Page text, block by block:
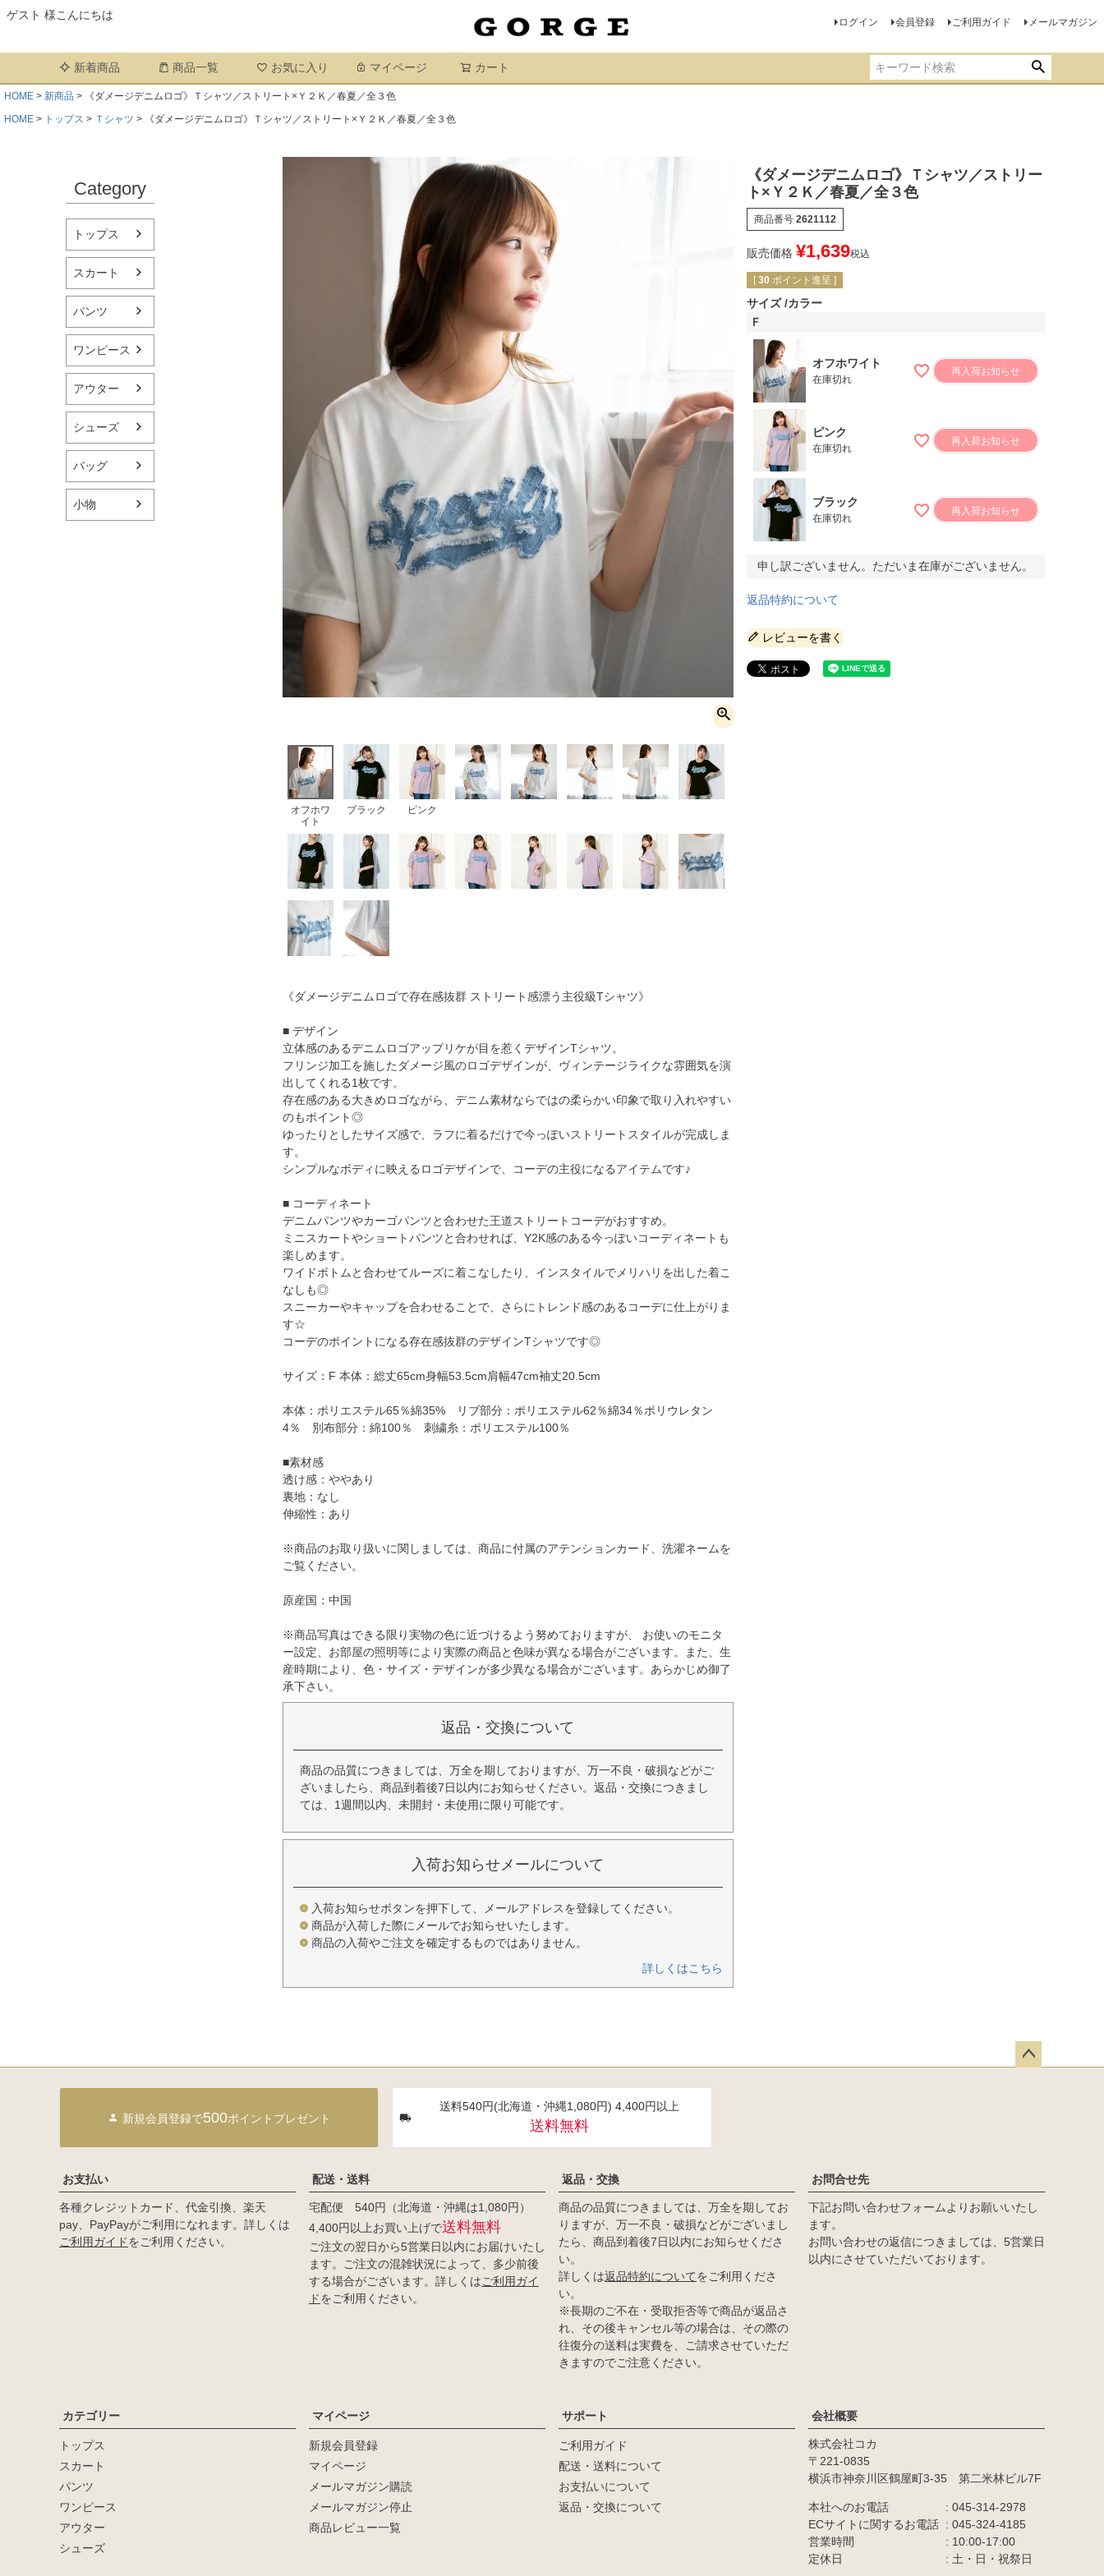
ゲスト 様こんにちは
ログイン 会員登録 ご利用ガイド メールマガジン
新着商品 商品一覧 お気に入り マイページ カート
HOME 新商品
《ダメージデニムロゴ》Ｔシャツ／ストリート×Ｙ２Ｋ／春夏／全３色
HOME
トップス Ｔシャツ 《ダメージデニムロゴ》Ｔシャツ／ストリート×Ｙ２Ｋ／春夏／全３色
Category
トップス
スカート
パンツ
ワンピース
アウター
シューズ
バッグ
小物
オフホワ
イト
ブラック ピンク
《ダメージデニムロゴで存在感抜群 ストリート感漂う主役級Tシャツ》
■ デザイン
立体感のあるデニムロゴアップリケが目を惹くデザインTシャツ。
フリンジ加工を施したダメージ風のロゴデザインが、ヴィンテージライクな雰囲気を演
出してくれる1枚です。
存在感のある大きめロゴながら、デニム素材ならではの柔らかい印象で取り入れやすい
のもポイント◎
ゆったりとしたサイズ感で、ラフに着るだけで今っぽいストリートスタイルが完成しま
す。
シンプルなボディに映えるロゴデザインで、コーデの主役になるアイテムです♪
■ コーディネート
デニムパンツやカーゴパンツと合わせた王道ストリートコーデがおすすめ。
ミニスカートやショートパンツと合わせれば、Y2K感のある今っぽいコーディネートも
楽しめます。
ワイドボトムと合わせてルーズに着こなしたり、インスタイルでメリハリを出した着こ
なしも◎
スニーカーやキャップを合わせることで、さらにトレンド感のあるコーデに仕上がりま
す☆
コーデのポイントになる存在感抜群のデザインTシャツです◎
サイズ：F 本体：総丈65cm身幅53.5cm肩幅47cm袖丈20.5cm
本体：ポリエステル65％綿35% リブ部分：ポリエステル62％綿34％ポリウレタン
4％ 別布部分：綿100％ 刺繍糸：ポリエステル100％
■素材感
透け感：ややあり
裏地：なし
伸縮性：あり
※商品のお取り扱いに関しましては、商品に付属のアテンションカード、洗濯ネームを
ご覧ください。
原産国：中国
※商品写真はできる限り実物の色に近づけるよう努めておりますが、 お使いのモニタ
ー設定、お部屋の照明等により実際の商品と色味が異なる場合がございます。また、生
産時期により、色・サイズ・デザインが多少異なる場合がございます。あらかじめ御了
承下さい。
返品・交換について
商品の品質につきましては、万全を期しておりますが、万一不良・破損などがご
ざいましたら、商品到着後7日以内にお知らせください。返品・交換につきまし
ては、1週間以内、未開封・未使用に限り可能です。
入荷お知らせメールについて
入荷お知らせボタンを押下して、メールアドレスを登録してください。
商品が入荷した際にメールでお知らせいたします。
商品の入荷やご注文を確定するものではありません。
詳しくはこちら
《ダメージデニムロゴ》Ｔシャツ／ストリー
ト×Ｙ２Ｋ／春夏／全３色
商品番号 2621112
販売価格 ¥1,639税込
[ 30 ポイント進呈 ]
サイズ カラー
Ｆ
オフホワイト
在庫切れ
再入荷お知らせ
ピンク
在庫切れ
再入荷お知らせ
ブラック
在庫切れ
再入荷お知らせ
申し訳ございません。ただいま在庫がございません。
返品特約について
レビューを書く
新規会員登録で500ポイントプレゼント
送料540円(北海道・沖縄1,080円) 4,400円以上
送料無料
お支払い
各種クレジットカード、代金引換、楽天
pay、PayPayがご利用になれます。詳しくは
ご利用ガイドをご利用ください。
配送・送料
宅配便 540円（北海道・沖縄は1,080円）
4,400円以上お買い上げで送料無料
ご注文の翌日から5営業日以内にお届けいたし
ます。ご注文の混雑状況によって、多少前後
する場合がございます。詳しくはご利用ガイ
ドをご利用ください。
返品・交換
商品の品質につきましては、万全を期してお
りますが、万一不良・破損などがございまし
たら、商品到着後7日以内にお知らせくださ
い。
詳しくは返品特約についてをご利用くださ
い。
※長期のご不在・受取拒否等で商品が返品さ
れ、その後キャンセル等の場合は、その際の
往復分の送料は実費を、ご請求させていただ
きますのでご注意ください。
お問合せ先
下記お問い合わせフォームよりお願いいたし
ます。
お問い合わせの返信につきましては、5営業日
以内にさせていただいております。
カテゴリー
トップス
スカート
パンツ
ワンピース
アウター
シューズ
マイページ
新規会員登録
マイページ
メールマガジン購読
メールマガジン停止
商品レビュー一覧
サポート
ご利用ガイド
配送・送料について
お支払いについて
返品・交換について
会社概要
株式会社コカ
221-0835
横浜市神奈川区鶴屋町3-35 第二米林ビル7F
本社へのお電話
045-314-2978
ECサイトに関するお電話
045-324-4185
営業時間
10:00-17:00
定休日
土・日・祝祭日
カラー
商品番号/JANコード
並び順